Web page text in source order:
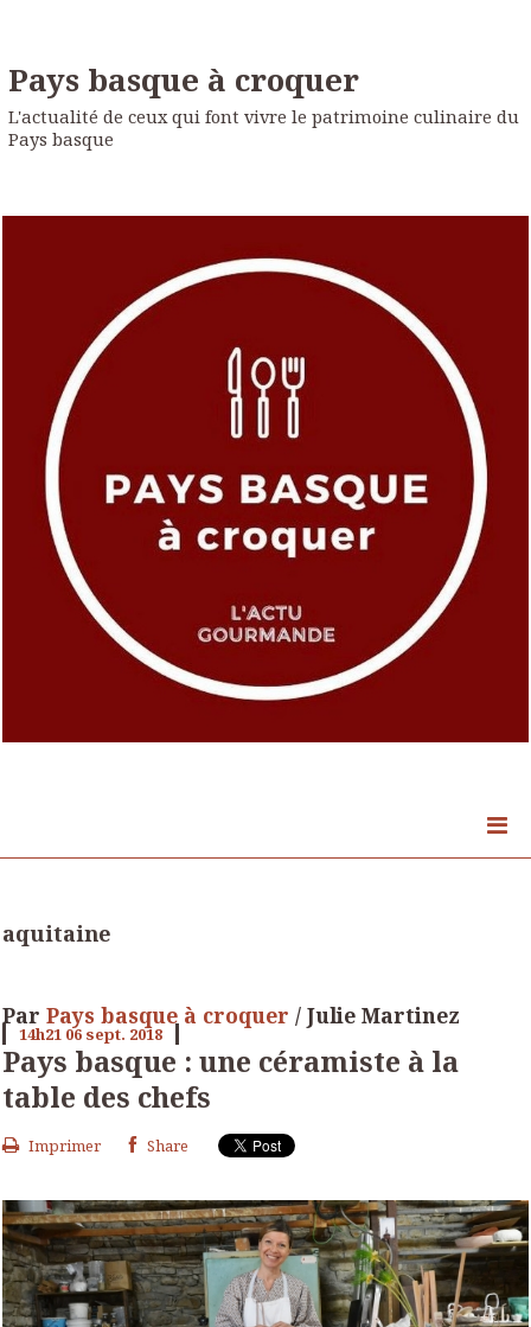
Pays basque à croquer
L'actualité de ceux qui font vivre le patrimoine culinaire du
Pays basque
aquitaine
Par Pays basque à croquer / Julie Martinez
14h21 06 sept. 2018
Pays basque : une céramiste à la
table des chefs
Imprimer Share